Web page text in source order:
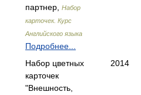
партнер,
Набор
карточек. Курс
Английского языка
Подробнее...
Набор цветных
карточек
"Внешность,
2014